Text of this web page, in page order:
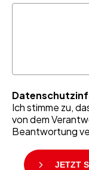
Ich stimme zu,
von dem
Beantwortung
JETZT